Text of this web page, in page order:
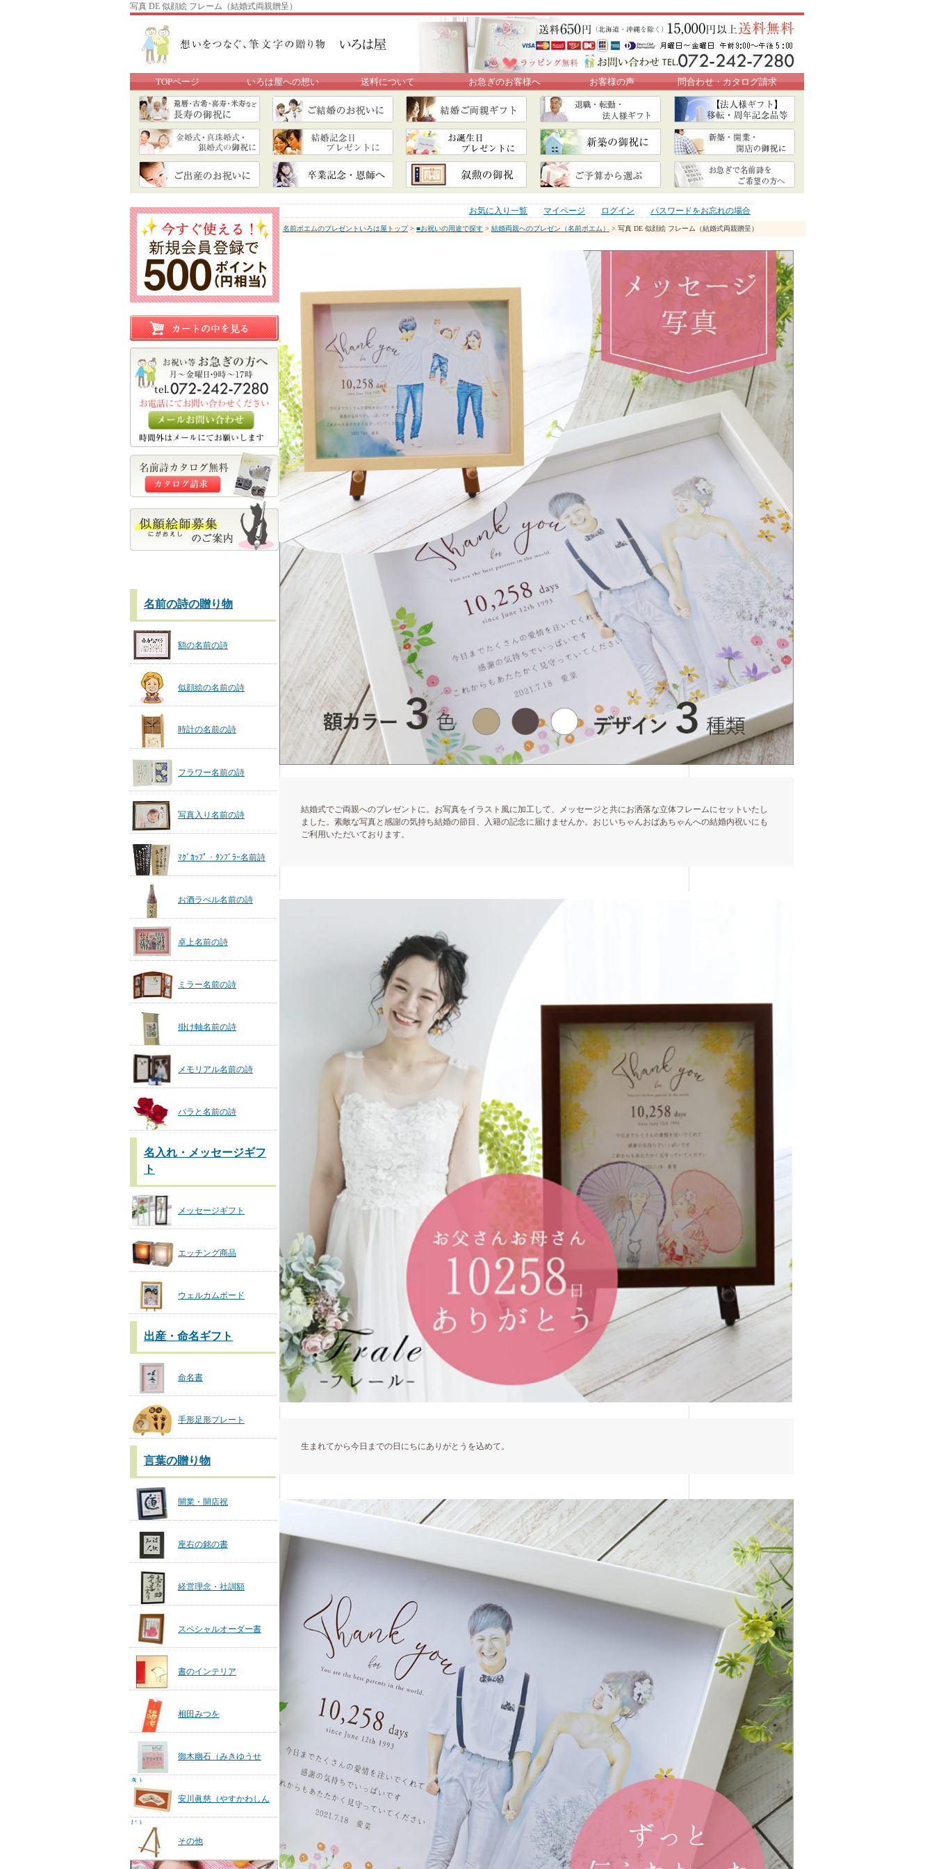
写真 DE 似顔絵 フレーム（結婚式両親贈呈）
TOPページ いろは屋への想い 送料について お急ぎのお客様へ お客様の声 問合わせ・カタログ請求
名前の詩の贈り物
額の名前の詩
似顔絵の名前の詩
時計の名前の詩
フラワー名前の詩
写真入り名前の詩
ﾏｸﾞｶｯﾌﾟ・ﾀﾝﾌﾞﾗｰ名前詩
お酒ラべル名前の詩
卓上名前の詩
ミラー名前の詩
掛け軸名前の詩
メモリアル名前の詩
バラと名前の詩
名入れ・メッセージギフ
ト
メッセージギフト
エッチング商品
ウェルカムボード
出産・命名ギフト
命名書
手形足形プレート
言葉の贈り物
開業・開店祝
座右の銘の書
経営理念・社訓額
スペシャルオーダー書
書のインテリア
相田みつを
御木幽石（みきゆうせ
き）
安川眞慈（やすかわしん
じ）
その他
お気に入り一覧 マイページ ログイン パスワードをお忘れの場合
名前ポエムのプレゼントいろは屋トップ> ■お祝いの用途で探す > 結婚両親へのプレゼン（名前ポエム） > 写真 DE 似顔絵 フレーム（結婚式両親贈呈）
結婚式でご両親へのプレゼントに。お写真をイラスト風に加工して、メッセージと共にお洒落な立体フレームにセットいたし
ました。素敵な写真と感謝の気持ち結婚の節目、入籍の記念に届けませんか。おじいちゃんおばあちゃんへの結婚内祝いにも
ご利用いただいております。
生まれてから今日までの日にちにありがとうを込めて。